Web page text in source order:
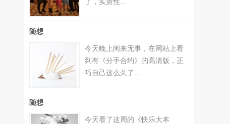
随想
今天晚上闲来无事，在网站上看
到有《分手合约》的高清版，正
巧自己这么久了...
随想
今天看了这周的《快乐大本